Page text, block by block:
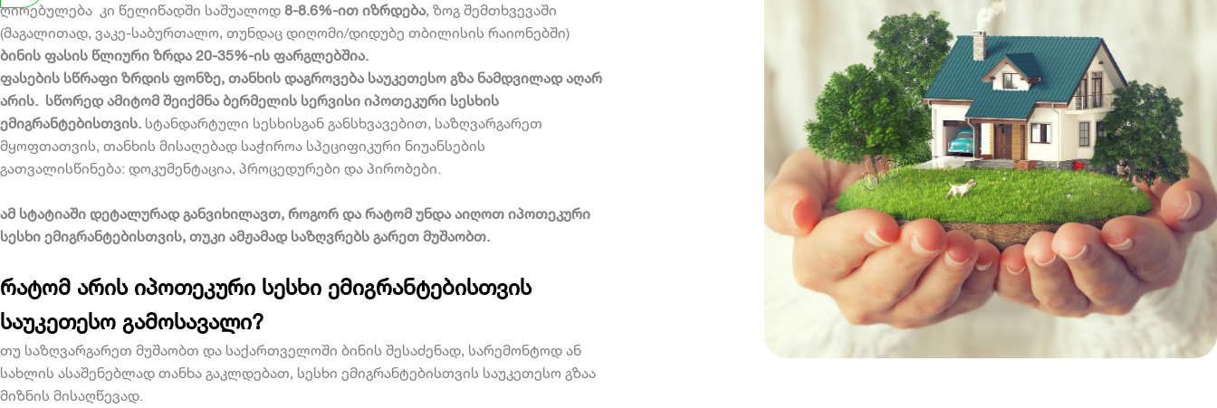
ღირებულება კი წელიწადში საშუალოდ 8-8.6%-ით იზრდება, ზოგ შემთხვევაში
(მაგალითად, ვაკე-საბურთალო, თუნდაც დიღომი/დიდუბე თბილისის რაიონებში)
ბინის ფასის წლიური ზრდა 20-35%-ის ფარგლებშია.
ფასების სწრაფი ზრდის ფონზე, თანხის დაგროვება საუკეთესო გზა ნამდვილად აღარ
არის. სწორედ ამიტომ შეიქმნა ბერმელის სერვისი იპოთეკური სესხის
ემიგრანტებისთვის. სტანდარტული სესხისგან განსხვავებით, საზღვარგარეთ
მყოფთათვის, თანხის მისაღებად საჭიროა სპეციფიკური ნიუანსების
გათვალისწინება: დოკუმენტაცია, პროცედურები და პირობები.
ამ სტატიაში დეტალურად განვიხილავთ, როგორ და რატომ უნდა აიღოთ იპოთეკური
სესხი ემიგრანტებისთვის, თუკი ამჟამად საზღვრებს გარეთ მუშაობთ.
რატომ არის იპოთეკური სესხი ემიგრანტებისთვის
საუკეთესო გამოსავალი?
თუ საზღვარგარეთ მუშაობთ და საქართველოში ბინის შესაძენად, სარემონტოდ ან
სახლის ასაშენებლად თანხა გაკლდებათ, სესხი ემიგრანტებისთვის საუკეთესო გზაა
მიზნის მისაღწევად.